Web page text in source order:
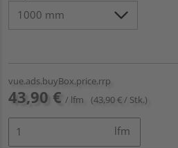
vue.ads.buyBox.price.rrp
43,90 € / lfm (43,90 € / Stk.)
lfm